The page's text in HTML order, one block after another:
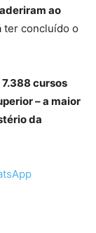
ao
ter concluído o
cursos
– a maior
da